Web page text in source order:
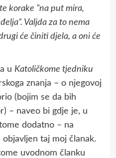
korake ”na put mira,
Valjda za to nema
će činiti djela, a oni će
u Katoličkome tjedniku
znanja – o njegovoj
(bojim se da bih
– naveo bi gdje je, u
dodatno – na
taj moj članak.
uvodnom članku